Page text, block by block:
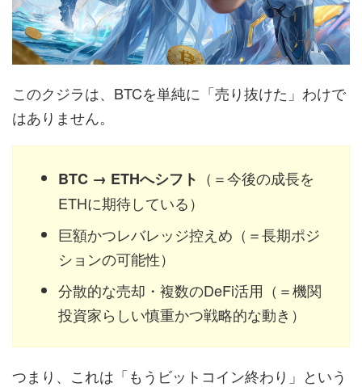
このクジラは、BTCを単純に「売り抜けた」わけで
はありません。
BTC → ETHへシフト （＝今後の成長を
ETHに期待している）
巨額かつレバレッジ控えめ（＝長期ポジ
ションの可能性）
分散的な売却・複数のDeFi活用（＝機関
投資家らしい慎重かつ戦略的な動き）
つまり、これは「もうビットコイン終わり」という